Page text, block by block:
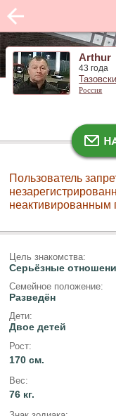
Arthur
43 года
Россия
Пользователь
неактивированным
Цель знакомства:
Серьёзные
Семейное положение:
Разведён
Дети:
Двое детей
Рост:
170 см.
Вес:
76 кг.